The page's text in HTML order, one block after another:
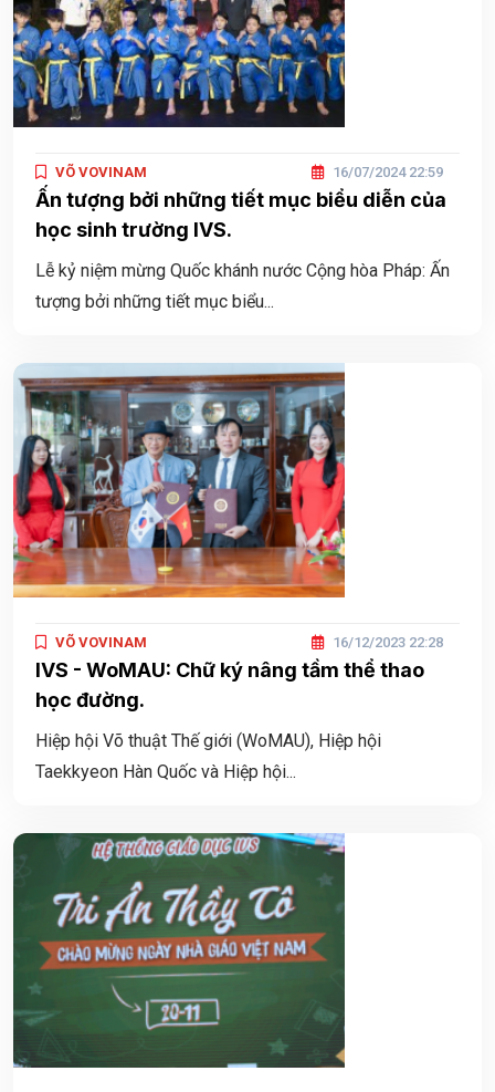
VÕ VOVINAM 16/07/2024 22:59
Ấn tượng bởi những tiết mục biểu diễn của
học sinh trường IVS.
Lễ kỷ niệm mừng Quốc khánh nước Cộng hòa Pháp: Ấn
tượng bởi những tiết mục biểu...
VÕ VOVINAM 16/12/2023 22:28
IVS - WoMAU: Chữ ký nâng tầm thể thao
học đường.
Hiệp hội Võ thuật Thế giới (WoMAU), Hiệp hội
Taekkyeon Hàn Quốc và Hiệp hội...